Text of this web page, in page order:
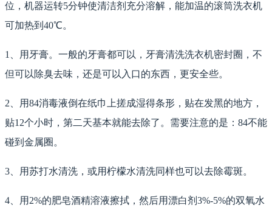
位，机器运转5分钟使清洁剂充分溶解，能加温的滚筒洗衣机
可加热到40℃。
1、用牙膏。一般的牙膏都可以，牙膏清洗洗衣机密封圈，不
但可以除臭去味，还是可以入口的东西，更安全些。
2、用84消毒液倒在纸巾上搓成湿得条形，贴在发黑的地方，
贴12个小时，第二天基本就能去除了。需要注意的是：84不能
碰到金属圈。
3、用苏打水清洗，或用柠檬水清洗同样也可以去除霉斑。
4、用2%的肥皂酒精溶液擦拭，然后用漂白剂3%-5%的双氧水